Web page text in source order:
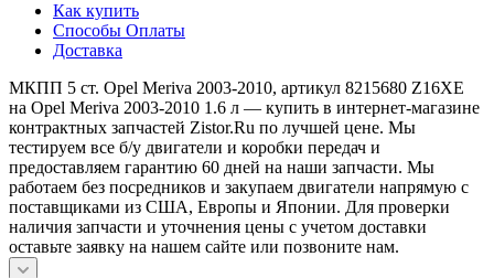
Как купить
Способы Оплаты
Доставка
МКПП 5 ст. Opel Meriva 2003-2010, артикул 8215680 Z16XE
на Opel Meriva 2003-2010 1.6 л — купить в интернет-магазине
контрактных запчастей Zistor.Ru по лучшей цене. Мы
тестируем все б/у двигатели и коробки передач и
предоставляем гарантию 60 дней на наши запчасти. Мы
работаем без посредников и закупаем двигатели напрямую с
поставщиками из США, Европы и Японии. Для проверки
наличия запчасти и уточнения цены с учетом доставки
оставьте заявку на нашем сайте или позвоните нам.